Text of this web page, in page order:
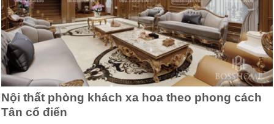
Nội thất phòng khách xa hoa theo phong cách
Tân cổ điển